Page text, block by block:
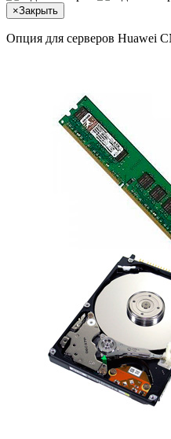
×Закрыть
Опция для серверов Huawei